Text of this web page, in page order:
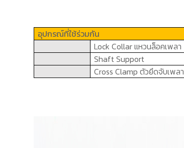
อุปกรณ์ที่ใช้ร่วมกัน
Lock Collarแหวนล็อคเพลา
Shaft Support
Cross Clampตัวยึดจับเพลา